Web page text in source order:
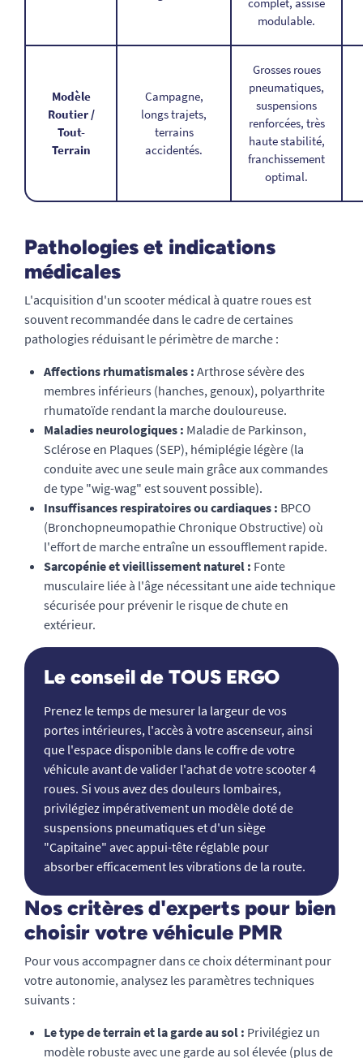
complet, assise
modulable.
Modèle
Routier /
Tout-
Terrain
Campagne,
longs trajets,
terrains
accidentés.
Grosses roues
pneumatiques,
suspensions
renforcées, très
haute stabilité,
franchissement
optimal.
Pathologies et indications
médicales
L'acquisition d'un scooter médical à quatre roues est
souvent recommandée dans le cadre de certaines
pathologies réduisant le périmètre de marche :
Affections rhumatismales : Arthrose sévère des
membres inférieurs (hanches, genoux), polyarthrite
rhumatoïde rendant la marche douloureuse.
Maladies neurologiques : Maladie de Parkinson,
Sclérose en Plaques (SEP), hémiplégie légère (la
conduite avec une seule main grâce aux commandes
de type "wig-wag" est souvent possible).
Insuffisances respiratoires ou cardiaques : BPCO
(Bronchopneumopathie Chronique Obstructive) où
l'effort de marche entraîne un essoufflement rapide.
Sarcopénie et vieillissement naturel : Fonte
musculaire liée à l'âge nécessitant une aide technique
sécurisée pour prévenir le risque de chute en
extérieur.
Le conseil de TOUS ERGO
Prenez le temps de mesurer la largeur de vos
portes intérieures, l'accès à votre ascenseur, ainsi
que l'espace disponible dans le coffre de votre
véhicule avant de valider l'achat de votre scooter 4
roues. Si vous avez des douleurs lombaires,
privilégiez impérativement un modèle doté de
suspensions pneumatiques et d'un siège
"Capitaine" avec appui-tête réglable pour
absorber efficacement les vibrations de la route.
Nos critères d'experts pour bien
choisir votre véhicule PMR
Pour vous accompagner dans ce choix déterminant pour
votre autonomie, analysez les paramètres techniques
suivants :
Le type de terrain et la garde au sol : Privilégiez un
modèle robuste avec une garde au sol élevée (plus de